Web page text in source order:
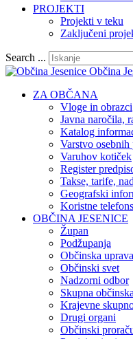
PROJEKTI
Projekti v teku
Zaključeni
Search ...
Občina
ZA OBČANA
Vloge in obrazci
Javna naročila,
Katalog
Varstvo
Varuhov kotiček
Register
Takse, tarife,
Geografski
Koristne
OBČINA JESENICE
Župan
Podžupanja
Občinska uprava
Občinski svet
Nadzorni odbor
Skupna
Krajevne
Drugi organi
Občinski